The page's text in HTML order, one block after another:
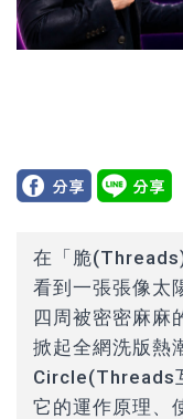
在「脆
看到一張張像太
四周被密密麻麻
掀起全網洗版熱
Circle(Threads
它的運作原理、